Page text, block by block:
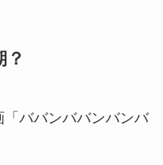
ババンババンバンバ